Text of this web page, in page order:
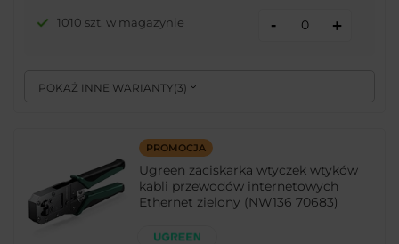
POKAŻ INNE WARIANTY( 3)
1010 szt. w magazynie - +
PROMOCJA
Ugreen zaciskarka wtyczek wtyków
kabli przewodów internetowych
Ethernet zielony (NW136 70683)